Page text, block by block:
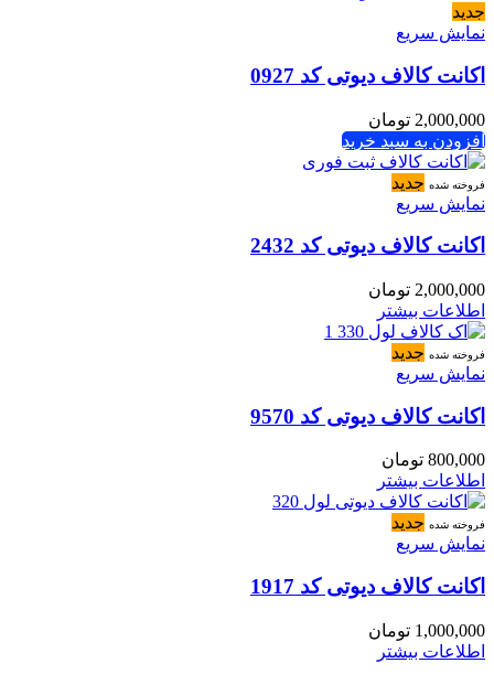
جدید
نمایش سریع
اکانت کالاف دیوتی کد 0927
2,000,000 تومان
افزودن به سبد خرید
فروخته شده جدید
نمایش سریع
اکانت کالاف دیوتی کد 2432
2,000,000 تومان
اطلاعات بیشتر
فروخته شده جدید
نمایش سریع
اکانت کالاف دیوتی کد 9570
800,000 تومان
اطلاعات بیشتر
فروخته شده جدید
نمایش سریع
اکانت کالاف دیوتی کد 1917
1,000,000 تومان
اطلاعات بیشتر